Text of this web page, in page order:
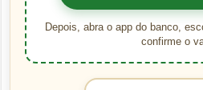
Depois, abra o app do banco,
confirme o